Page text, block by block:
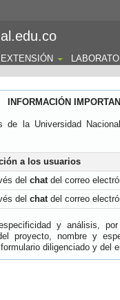
EXTENSIÓN
INFORMACIÓN
de la Universidad
a los usuarios
del chatdel correo
del chatdel correo
y análisis,
proyecto, nombre y
diligenciado y del